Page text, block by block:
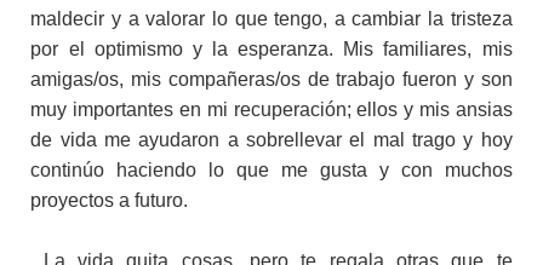
maldecir y a valorar lo que tengo, a cambiar la tristeza
por el optimismo y la esperanza. Mis familiares, mis
amigas/os, mis compañeras/os de trabajo fueron y son
muy importantes en mi recuperación; ellos y mis ansias
de vida me ayudaron a sobrellevar el mal trago y hoy
continúo haciendo lo que me gusta y con muchos
proyectos a futuro.
La vida quita cosas, pero te regala otras que te